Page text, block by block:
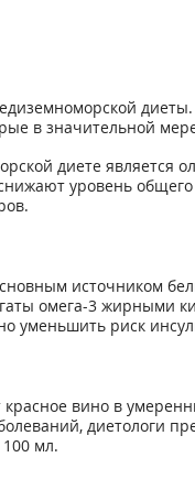
в значительной
диете является
уровень
источником
омега-3 жирными
уменьшить риск
вино в
диетологи
мл.